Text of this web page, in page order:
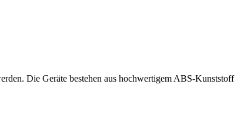
Die Geräte bestehen aus hochwertigem ABS-Kunststoff